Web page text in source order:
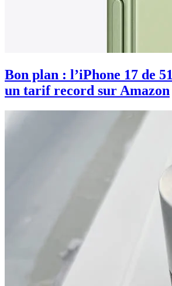
Bon plan : l’iPhone 17 de
un tarif record sur Amazon